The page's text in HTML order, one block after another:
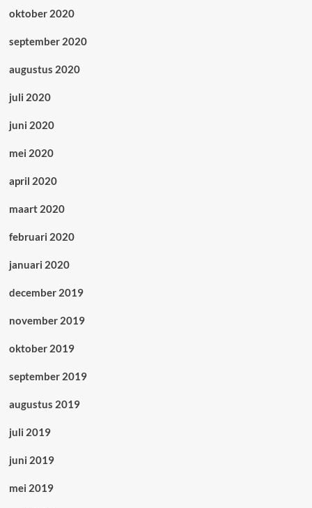
oktober 2020
september 2020
augustus 2020
juli 2020
juni 2020
mei 2020
april 2020
maart 2020
februari 2020
januari 2020
december 2019
november 2019
oktober 2019
september 2019
augustus 2019
juli 2019
juni 2019
mei 2019